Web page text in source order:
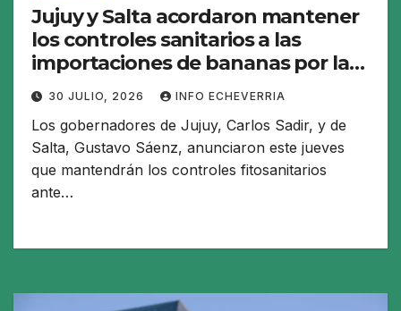
Jujuy y Salta acordaron mantener
los controles sanitarios a las
importaciones de bananas por la
desregulación «inconsulta» del
sector
30 JULIO, 2026 INFO ECHEVERRIA
Los gobernadores de Jujuy, Carlos Sadir, y de
Salta, Gustavo Sáenz, anunciaron este jueves
que mantendrán los controles fitosanitarios
ante…